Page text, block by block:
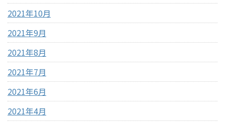
2021年10月
2021年9月
2021年8月
2021年7月
2021年6月
2021年4月